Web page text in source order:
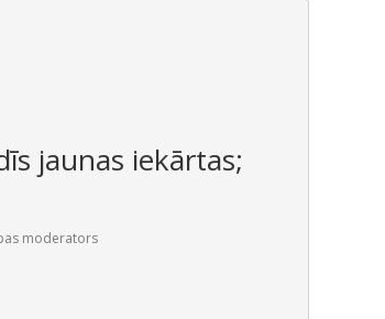
jaunas iekārtas;
moderators